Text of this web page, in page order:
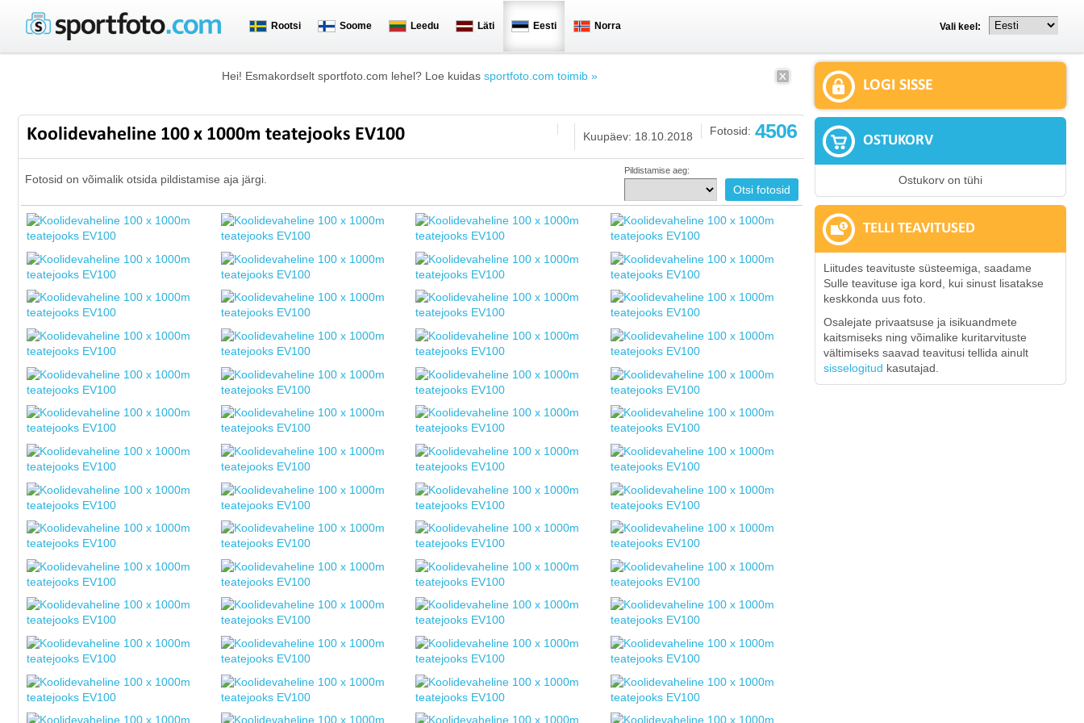
Rootsi Soome Leedu Läti Eesti Norra Vali keel:
Hei! Esmakordselt sportfoto.com lehel? Loe kuidas sportfoto.com toimib »
Koolidevaheline 100 x 1000m teatejooks EV100 Fotosid: 4506
Kuupäev: 18.10.2018
Fotosid on võimalik otsida pildistamise aja järgi.
Pildistamise aeg:
LOGI SISSE
OSTUKORV
Ostukorv on tühi
TELLI TEAVITUSED
Liitudes teavituste süsteemiga, saadame
Sulle teavituse iga kord, kui sinust lisatakse
keskkonda uus foto.
Osalejate privaatsuse ja isikuandmete
kaitsmiseks ning võimalike kuritarvituste
vältimiseks saavad teavitusi tellida ainult
sisselogitud kasutajad.